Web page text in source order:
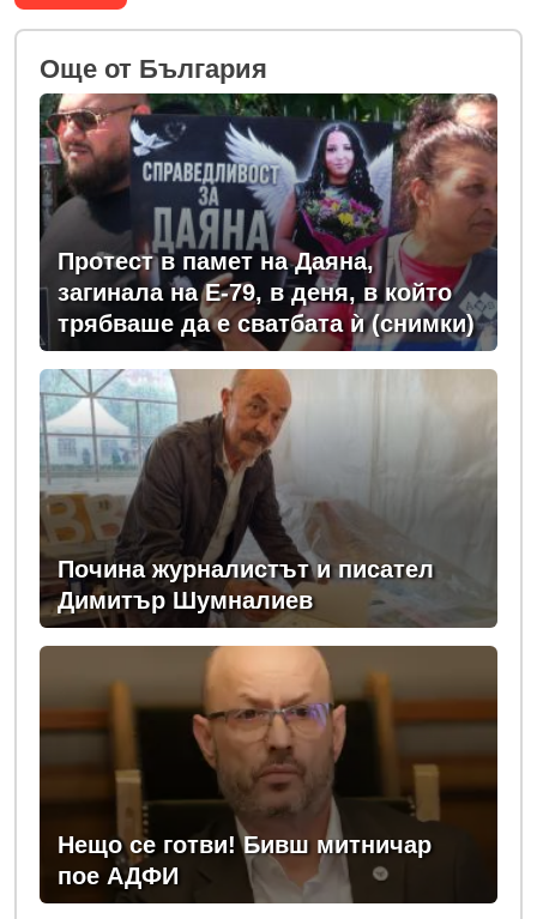
Oще от България
Протест в памет на Даяна,
загинала на Е-79, в деня, в който
трябваше да е сватбата ѝ (снимки)
Почина журналистът и писател
Димитър Шумналиев
Нещо се готви! Бивш митничар
пое АДФИ